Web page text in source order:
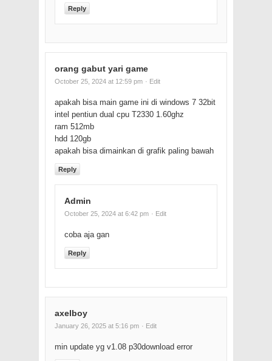
Reply
orang gabut yari game
October 25, 2024 at 12:59 pm · Edit
apakah bisa main game ini di windows 7 32bit
intel pentiun dual cpu T2330 1.60ghz
ram 512mb
hdd 120gb
apakah bisa dimainkan di grafik paling bawah
Reply
Admin
October 25, 2024 at 6:42 pm · Edit
coba aja gan
Reply
axelboy
January 26, 2025 at 5:16 pm · Edit
min update yg v1.08 p30download error